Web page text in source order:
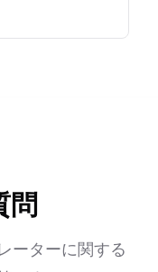
問
ーターに関する